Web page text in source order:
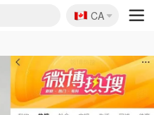
🇨🇦
CA